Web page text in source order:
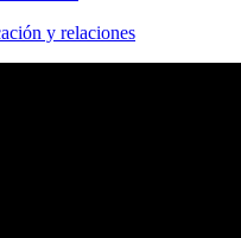
y relaciones